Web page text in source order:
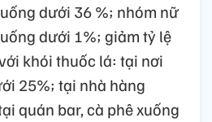
dưới 36 %; nhóm nữ
dưới 1%; giảm tỷ lệ
khói thuốc lá: tại nơi
25%; tại nhà hàng
quán bar, cà phê xuống